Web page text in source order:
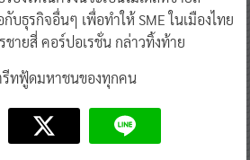
บธุรกิจอื่นๆ เพื่อทำให้ SME ในเมืองไทย
ชายสี่ คอร์ปอเรชั่น กล่าวทิ้งท้าย
ทฟู้ดมหาชนของทุกคน